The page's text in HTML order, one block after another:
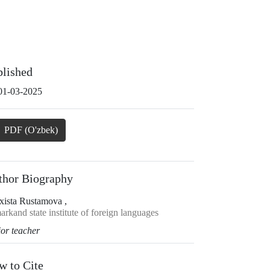
03-2025
PDF (O'zbek)
Biography
Rustamova ,
state institute of foreign languages
teacher
to Cite